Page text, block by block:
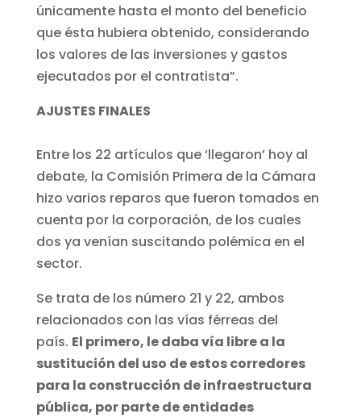
únicamente hasta el monto del beneficio
que ésta hubiera obtenido, considerando
los valores de las inversiones y gastos
ejecutados por el contratista”.
AJUSTES FINALES
Entre los 22 artículos que ‘llegaron’ hoy al
debate, la Comisión Primera de la Cámara
hizo varios reparos que fueron tomados en
cuenta por la corporación, de los cuales
dos ya venían suscitando polémica en el
sector.
Se trata de los número 21 y 22, ambos
relacionados con las vías férreas del
país. El primero, le daba vía libre a la
sustitución del uso de estos corredores
para la construcción de infraestructura
pública, por parte de entidades